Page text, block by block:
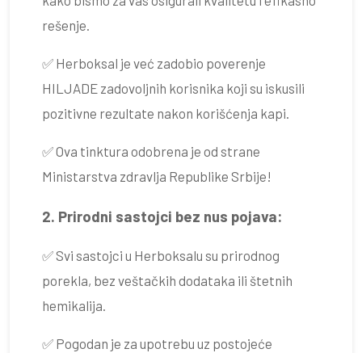
rešenje.
✅ Herboksal je već zadobio poverenje
HILJADE zadovoljnih korisnika koji su iskusili
pozitivne rezultate nakon korišćenja kapi.
✅ Ova tinktura odobrena je od strane
Ministarstva zdravlja Republike Srbije!
2. Prirodni sastojci bez nus pojava:
✅ Svi sastojci u Herboksalu su prirodnog
porekla, bez veštačkih dodataka ili štetnih
hemikalija.
✅ Pogodan je za upotrebu uz postojeće